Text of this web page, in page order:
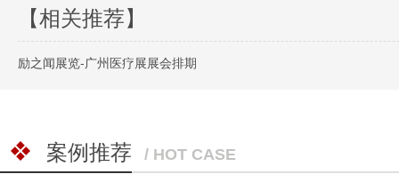
【相关推荐】
励之闻展览-广州医疗展展会排期
案例推荐 / HOT CASE